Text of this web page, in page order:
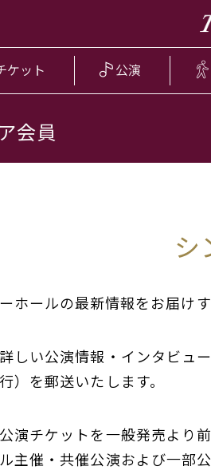
ケット 公演
会員
シ
ホールの最新情報をお届け
詳しい公演情報・インタビュ
行）を郵送いたします。
公演チケットを一般発売より
ル主催・共催公演および一部